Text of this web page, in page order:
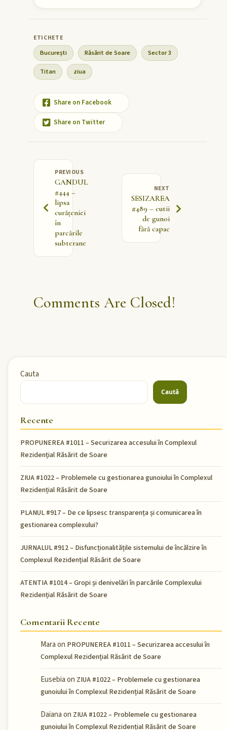
București Răsărit de Soare Sector 3
Titan ziua
Share on Facebook
Share on Twitter
PREVIOUS
GANDUL
#444 –
lipsa
curățeniei
în
parcările
subterane
NEXT
SESIZAREA
#489 – cutii
de gunoi
fără capac
Comments Are Closed!
Cauta
Caută
Recente
PROPUNEREA #1011 – Securizarea accesului în Complexul
Rezidențial Răsărit de Soare
ZIUA #1022 – Problemele cu gestionarea gunoiului în Complexul
Rezidențial Răsărit de Soare
PLANUL #917 – De ce lipsesc transparența și comunicarea în
gestionarea complexului?
JURNALUL #912 – Disfuncționalitățile sistemului de încălzire în
Complexul Rezidențial Răsărit de Soare
ATENTIA #1014 – Gropi și denivelări în parcările Complexului
Rezidențial Răsărit de Soare
Comentarii Recente
Maraon PROPUNEREA #1011 – Securizarea accesului în
Complexul Rezidențial Răsărit de Soare
Eusebiaon ZIUA #1022 – Problemele cu gestionarea
gunoiului în Complexul Rezidențial Răsărit de Soare
Daianaon ZIUA #1022 – Problemele cu gestionarea
gunoiului în Complexul Rezidențial Răsărit de Soare